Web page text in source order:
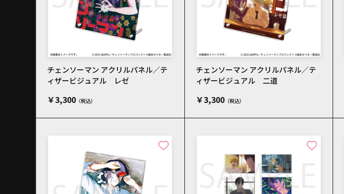
チェンソーマン アクリルパネル／テ
ィザービジュアル レゼ
￥3,300
チェンソーマン アクリルパネル／テ
ィザービジュアル 二道
￥3,300